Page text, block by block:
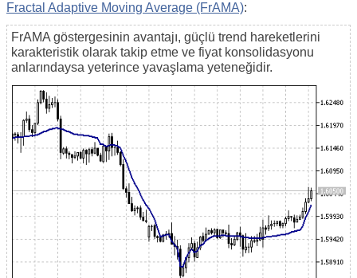
Fractal Adaptive Moving Average (FrAMA):
FrAMA göstergesinin avantajı, güçlü trend hareketlerini
karakteristik olarak takip etme ve fiyat konsolidasyonu
anlarındaysa yeterince yavaşlama yeteneğidir.